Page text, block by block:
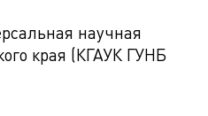
научная
края (КГАУК ГУНБ